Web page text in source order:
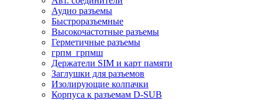
Аудио разъемы
Быстроразъемные
Высокочастотные разъемы
Герметичные разъемы
грпм_грпмш
Держатели SIM и карт памяти
Заглушки для разъемов
Изолирующие колпачки
Корпуса к разъемам D-SUB